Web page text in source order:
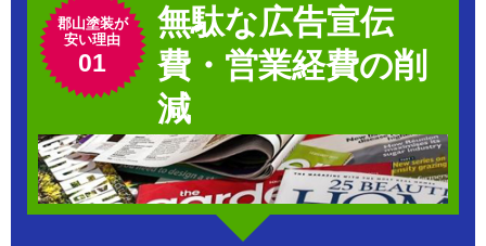
郡山塗装が
安い理由
01
無駄な広告宣伝
費・営業経費の削
減